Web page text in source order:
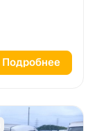
Подробнее